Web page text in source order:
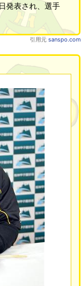
発表され、選手
引用元 sanspo.com